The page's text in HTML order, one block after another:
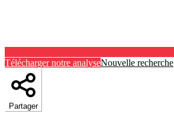
Télécharger notre analyseNouvelle recherche
Partager